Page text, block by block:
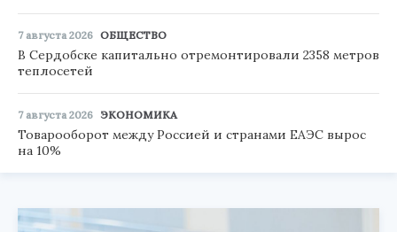
7 августа 2026 ОБЩЕСТВО
В Сердобске капитально отремонтировали 2358 метров
теплосетей
7 августа 2026 ЭКОНОМИКА
Товарооборот между Россией и странами ЕАЭС вырос
на 10%